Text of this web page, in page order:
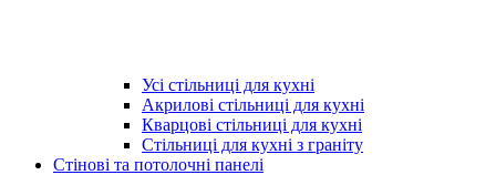
Усі стільниці для кухні
Акрилові стільниці для кухні
Кварцові стільниці для кухні
Стільниці для кухні з граніту
Стінові та потолочні панелі